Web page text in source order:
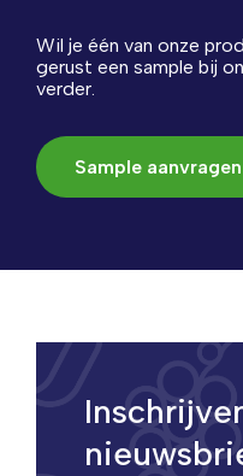
Wil je één van onze
gerust een sample bij
verder.
Sample aanvragen